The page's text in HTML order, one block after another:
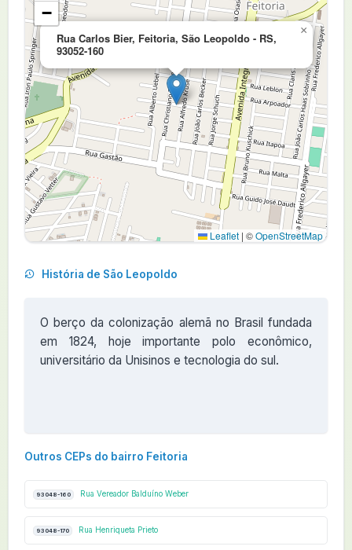
Rua Carlos Bier, Feitoria, São Leopoldo - RS,
93052-160
×
−
Leaflet | ©OpenStreetMap
História de São Leopoldo
O berço da colonização alemã no Brasil fundada
em 1824, hoje importante polo econômico,
universitário da Unisinos e tecnologia do sul.
Outros CEPs do bairro Feitoria
93048-160 Rua Vereador Balduíno Weber
93048-170 Rua Henriqueta Prieto